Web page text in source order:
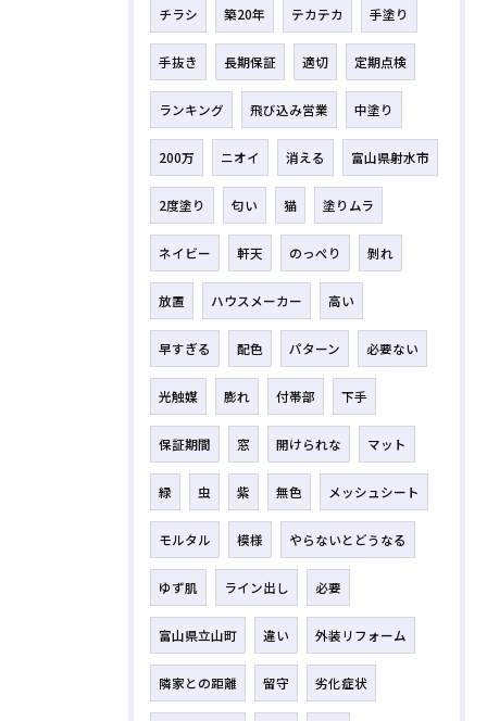
チラシ 築20年 テカテカ 手塗り
手抜き 長期保証 適切 定期点検
ランキング 飛び込み営業 中塗り
200万 ニオイ 消える 富山県射水市
2度塗り 匂い 猫 塗りムラ
ネイビー 軒天 のっぺり 剝れ
放置 ハウスメーカー 高い
早すぎる 配色 パターン 必要ない
光触媒 膨れ 付帯部 下手
保証期間 窓 開けられな マット
緑 虫 紫 無色 メッシュシート
モルタル 模様 やらないとどうなる
ゆず肌 ライン出し 必要
富山県立山町 違い 外装リフォーム
隣家との距離 留守 劣化症状